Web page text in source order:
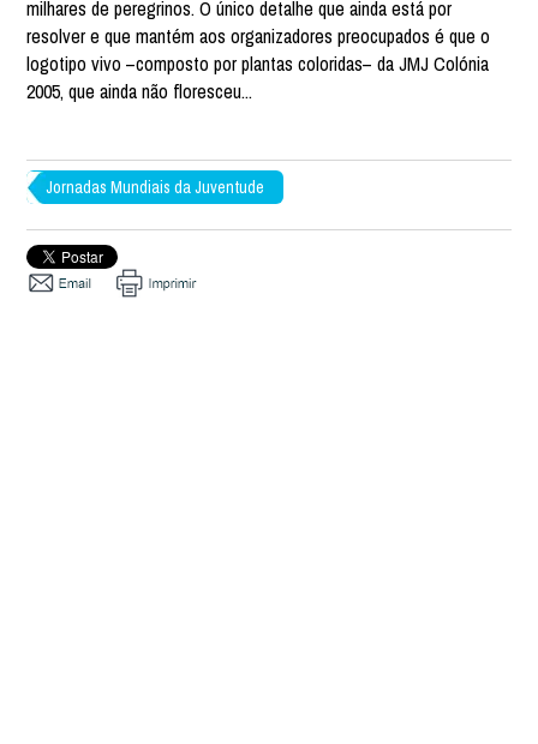
milhares de peregrinos. O único detalhe que ainda está por
resolver e que mantém aos organizadores preocupados é que o
logotipo vivo –composto por plantas coloridas– da JMJ Colónia
2005, que ainda não floresceu...
Jornadas Mundiais da Juventude